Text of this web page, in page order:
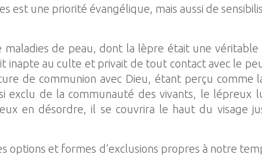
est une priorité évangélique, mais aussi de
de peau, dont la lèpre était une véritable
inapte au culte et privait de tout contact avec le
de communion avec Dieu, étant perçu comme
exclu de la communauté des vivants, le lépreux
en désordre, il se couvrira le haut du visage
options et formes d’exclusions propres à notre